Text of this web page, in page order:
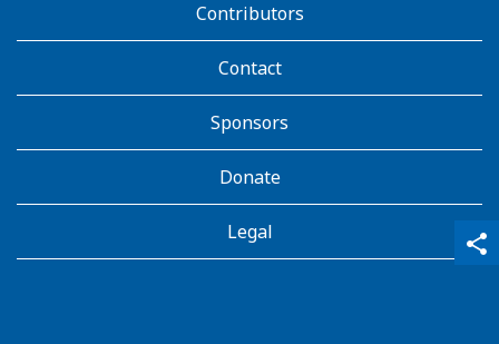
share
qr_code_scanner
content_copy
Contributors
Contact
Sponsors
Donate
Legal